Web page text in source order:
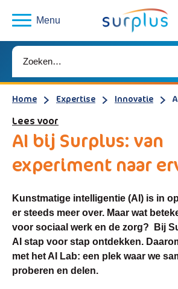
Menu
Home Expertise Innovatie
Lees voor
AI bij Surplus: van
experiment naar
Kunstmatige intelligentie (AI) is in
er steeds meer over. Maar wat
voor sociaal werk en de zorg?
Bij
AI stap voor stap ontdekken.
met het AI Lab: een plek waar we
proberen en delen.